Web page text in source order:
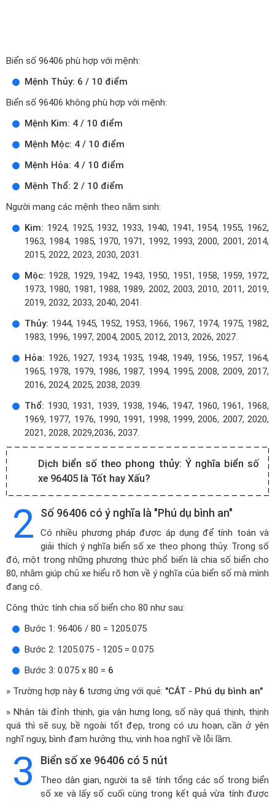
Biển số 96406 phù hợp với mệnh:
Mệnh Thủy: 6 / 10 điểm
Biển số 96406 không phù hợp với mệnh:
Mệnh Kim: 4 / 10 điểm
Mệnh Mộc: 4 / 10 điểm
Mệnh Hỏa: 4 / 10 điểm
Mệnh Thổ: 2 / 10 điểm
Người mang các mệnh theo năm sinh:
Kim: 1924, 1925, 1932, 1933, 1940, 1941, 1954, 1955, 1962,
1963, 1984, 1985, 1970, 1971, 1992, 1993, 2000, 2001, 2014,
2015, 2022, 2023, 2030, 2031.
Mộc: 1928, 1929, 1942, 1943, 1950, 1951, 1958, 1959, 1972,
1973, 1980, 1981, 1988, 1989, 2002, 2003, 2010, 2011, 2019,
2019, 2032, 2033, 2040, 2041.
Thủy: 1944, 1945, 1952, 1953, 1966, 1967, 1974, 1975, 1982,
1983, 1996, 1997, 2004, 2005, 2012, 2013, 2026, 2027.
Hỏa: 1926, 1927, 1934, 1935, 1948, 1949, 1956, 1957, 1964,
1965, 1978, 1979, 1986, 1987, 1994, 1995, 2008, 2009, 2017,
2016, 2024, 2025, 2038, 2039.
Thổ: 1930, 1931, 1939, 1938, 1946, 1947, 1960, 1961, 1968,
1969, 1977, 1976, 1990, 1991, 1998, 1999, 2006, 2007, 2020,
2021, 2028, 2029,2036, 2037.
Dịch biển số theo phong thủy: Ý nghĩa biển số
xe 96405 là Tốt hay Xấu?
2 Số 96406 có ý nghĩa là "Phú dụ bình an"
Có nhiều phương pháp được áp dụng để tính toán và
giải thích ý nghĩa biển số xe theo phong thủy. Trong số
đó, một trong những phương thức phổ biến là chia số biển cho
80, nhằm giúp chủ xe hiểu rõ hơn về ý nghĩa của biển số mà mình
đang có.
Công thức tính chia số biển cho 80 như sau:
Bước 1: 96406 / 80 = 1205.075
Bước 2: 1205.075 - 1205 = 0.075
Bước 3: 0.075 x 80 = 6
» Trường hợp này 6 tương ứng với quẻ: "CÁT - Phú dụ bình an"
» Nhân tài đỉnh thịnh, gia vận hưng long, số này quá thịnh, thịnh
quá thì sẽ suy, bề ngoài tốt đẹp, trong có ưu hoạn, cần ở yên
nghĩ nguy, bình đạm hưởng thụ, vinh hoa nghĩ về lỗi lầm.
3 Biển số xe 96406 có 5 nút
Theo dân gian, người ta sẽ tính tổng các số trong biển
số xe và lấy số cuối cùng trong kết quả vừa tính được